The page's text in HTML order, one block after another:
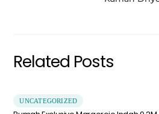
Related Posts
UNCATEGORIZED